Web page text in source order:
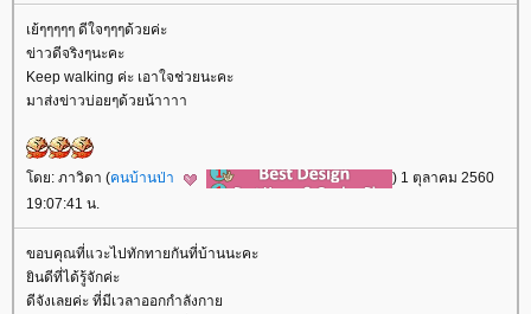
เย้ๆๆๆๆๆ ดีใจๆๆๆด้วยค่ะ
ข่าวดีจริงๆนะคะ
Keep walking ค่ะ เอาใจช่วยนะคะ
มาส่งข่าวบ่อยๆด้วยน้าาาา
ดย: ภาวิดา (คนบ้านป่า
) 1 ตุลาคม 2560
19:07:41 น.
ขอบคุณที่แวะไปทักทายกันที่บ้านนะคะ
ินดีที่ได้รู้จักค่ะ
ดีจังเลยค่ะ ที่มีเวลาออกกำลังกา